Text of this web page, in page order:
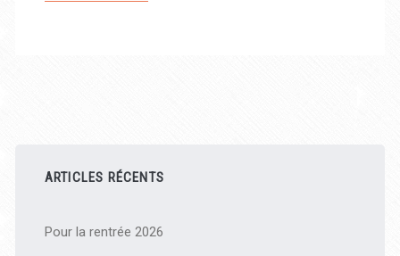
latérale
principale
ARTICLES RÉCENTS
Pour la rentrée 2026